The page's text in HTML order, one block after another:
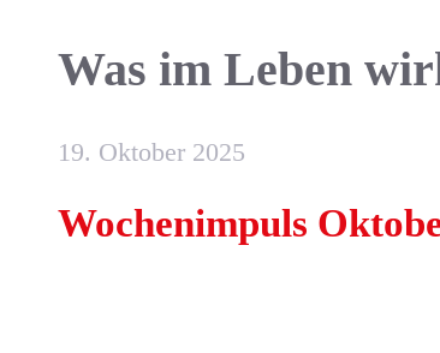
Was im Leben
19. Oktober 2025
Wochenimpuls